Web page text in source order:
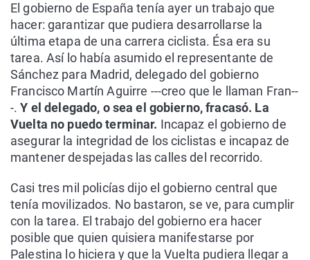
El gobierno de España tenía ayer un trabajo que
hacer: garantizar que pudiera desarrollarse la
última etapa de una carrera ciclista. Ésa era su
tarea. Así lo había asumido el representante de
Sánchez para Madrid, delegado del gobierno
Francisco Martín Aguirre ---creo que le llaman Fran--
-.Y el delegado, o sea el gobierno, fracasó. La
Vuelta no puedo terminar. Incapaz el gobierno de
asegurar la integridad de los ciclistas e incapaz de
mantener despejadas las calles del recorrido.
Casi tres mil policías dijo el gobierno central que
tenía movilizados. No bastaron, se ve, para cumplir
con la tarea. El trabajo del gobierno era hacer
posible que quien quisiera manifestarse por
Palestina lo hiciera y que la Vuelta pudiera llegar a